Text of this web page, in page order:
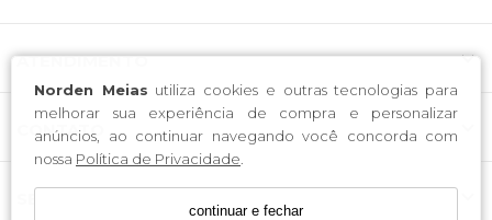
Norden Meias utiliza cookies e outras tecnologias para
melhorar sua experiência de compra e personalizar
anúncios, ao continuar navegando você concorda com
nossa Política de Privacidade
continuar e fechar
ATENDIMENTO
CONTATO